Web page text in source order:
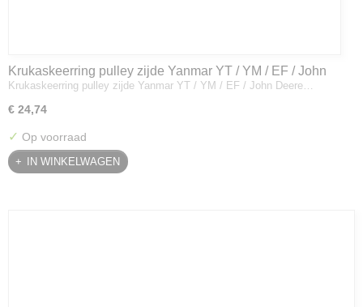
Krukaskeerring pulley zijde Yanmar YT / YM / EF / John
Deere - 119934-01800
Krukaskeerring pulley zijde Yanmar YT / YM / EF / John Deere…
€ 24,74
✓ Op voorraad
IN WINKELWAGEN